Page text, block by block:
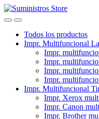
Skip
to
Skip
to
Todos los productos
Impr. Multifuncional
Impr.
Impr.
Impr.
Impr.
Impr. Multifuncional
Impr. Xerox
Impr. Canon
Impr. Brother